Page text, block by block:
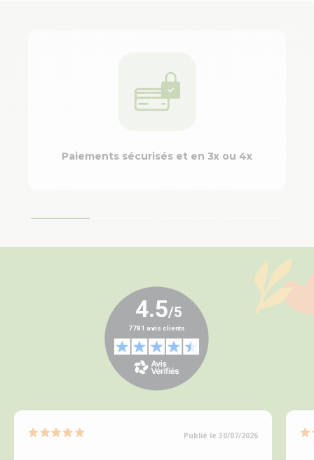
Paiements sécurisés et en 3x ou 4x
Publié le 30/07/2026